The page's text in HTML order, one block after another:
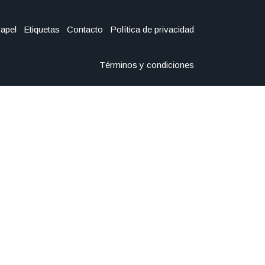
Etiquetas Contacto Política de privacidad
Términos y condiciones